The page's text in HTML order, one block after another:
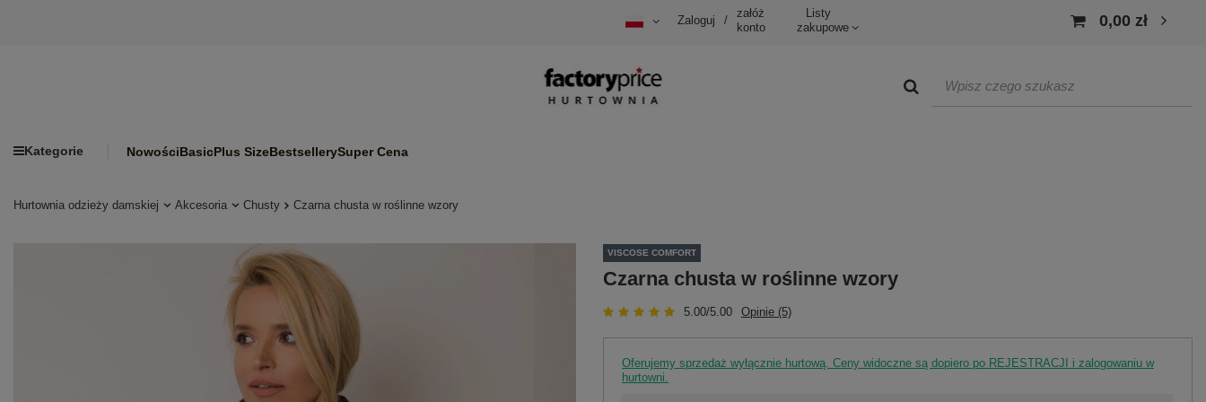
Zaloguj /
załóż
konto
Listy
zakupowe
0,00 zł
Kategorie NowościBasicPlus SizeBestsellerySuper Cena
Hurtownia odzieży damskiej Akcesoria Chusty Czarna chusta w roślinne wzory
VISCOSE COMFORT
Czarna chusta w roślinne wzory
5.00/5.00 Opinie (5)
Oferujemy sprzedaż wyłącznie hurtową. Ceny widoczne są dopiero po REJESTRACJI i zalogowaniu w
hurtowni.